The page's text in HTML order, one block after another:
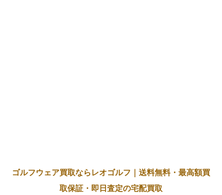
ゴルフウェア買取ならレオゴルフ｜送料無料・最高額買
取保証・即日査定の宅配買取